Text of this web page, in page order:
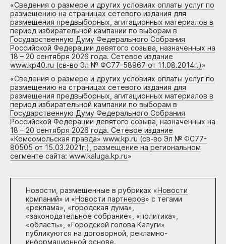
«Сведения о размере и других условиях оплаты услуг по
размещению на страницах сетевого издания для
размещения предвыборных, агитационных материалов в
период избирательной кампании по выборам в
Государственную Думу Федерального Собрания
Российской Федерации девятого созыва, назначенных на
18 – 20 сентября 2026 года. Сетевое издание
www.kp40.ru (св-во Эл № ФС77-58967 от 11.08.2014г.)»
«Сведения о размере и других условиях оплаты услуг по
размещению на страницах сетевого издания для
размещения предвыборных, агитационных материалов в
период избирательной кампании по выборам в
Государственную Думу Федерального Собрания
Российской Федерации девятого созыва, назначенных на
18 – 20 сентября 2026 года. Сетевое издание
«Комсомольская правда» www.kp.ru (св-во Эл № ФС77-
80505 от 15.03.2021г.), размещение на региональном
сегменте сайта: www.kaluga.kp.ru»
Новости, размещенные в рубриках «Новости
компаний» и «Новости партнеров» с тегами
«реклама», «городская дума»,
«законодательное собрание», «политика»,
«область», «Городской голова Калуги»
публикуются на договорной, рекламно-
информационной основе.